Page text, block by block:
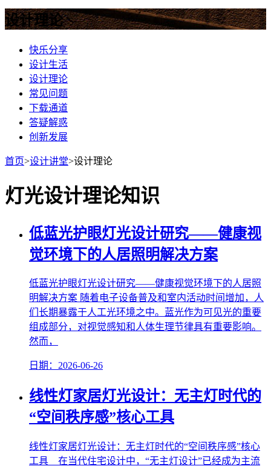
设计理论
快乐分享
设计生活
设计理论
常见问题
下载通道
答疑解惑
创新发展
首页>设计讲堂>设计理论
灯光设计理论知识
低蓝光护眼灯光设计研究——健康视
觉环境下的人居照明解决方案
低蓝光护眼灯光设计研究——健康视觉环境下的人居照
明解决方案 随着电子设备普及和室内活动时间增加，人
们长期暴露于人工光环境之中。蓝光作为可见光的重要
组成部分，对视觉感知和人体生理节律具有重要影响。
然而，
日期：2026-06-26
线性灯家居灯光设计：无主灯时代的
“空间秩序感”核心工具
线性灯家居灯光设计：无主灯时代的“空间秩序感”核心
工具 在当代住宅设计中，“无主灯设计”已经成为主流